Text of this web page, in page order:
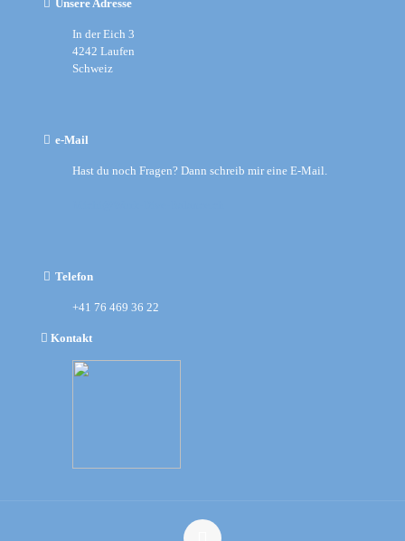
Unsere Adresse
In der Eich 3
4242 Laufen
Schweiz
e-Mail
Hast du noch Fragen? Dann schreib mir eine E-Mail.
Telefon
+41 76 469 36 22
Kontakt